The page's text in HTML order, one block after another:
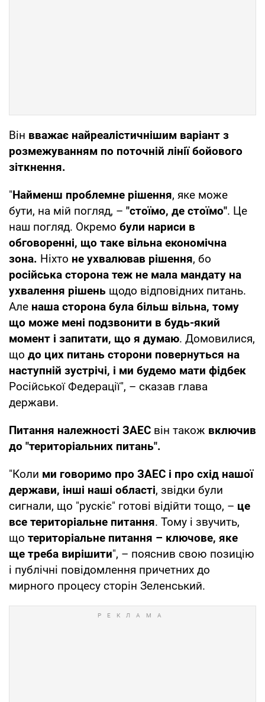
Він вважає найреалістичнішим варіант з
розмежуванням по поточній лінії бойового
зіткнення.
"Найменш проблемне рішення, яке може
бути, на мій погляд, – "стоїмо, де стоїмо". Це
наш погляд. Окремо були нариси в
обговоренні, що таке вільна економічна
зона. Ніхто не ухвалював рішення, бо
російська сторона теж не мала мандату на
ухвалення рішень щодо відповідних питань.
Але наша сторона була більш вільна, тому
що може мені подзвонити в будь-який
момент і запитати, що я думаю. Домовилися,
що до цих питань сторони повернуться на
наступній зустрічі, і ми будемо мати фідбек
Російської Федерації", – сказав глава
держави.
Питання належності ЗАЕС він також включив
до "територіальних питань".
"Коли ми говоримо про ЗАЕС і про схід нашої
держави, інші наші області, звідки були
сигнали, що "рускіє" готові відійти тощо, – це
все територіальне питання. Тому і звучить,
що територіальне питання – ключове, яке
ще треба вирішити", – пояснив свою позицію
і публічні повідомлення причетних до
мирного процесу сторін Зеленський.